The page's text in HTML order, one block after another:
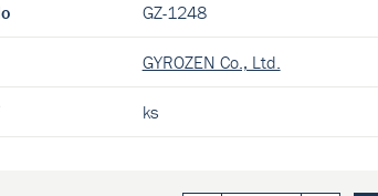
GZ-1248
GYROZEN Co., Ltd.
ks